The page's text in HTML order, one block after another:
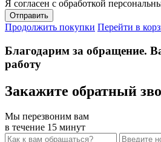
Я согласен с обработкой
Продолжить покупки Перейти в
Благодарим за обращение.
работу
Закажите обратный
Мы перезвоним вам
в течение 15 минут